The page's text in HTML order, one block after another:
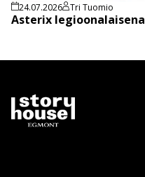
24.07.2026 Tri Tuomio
Asterix legioonalaisena